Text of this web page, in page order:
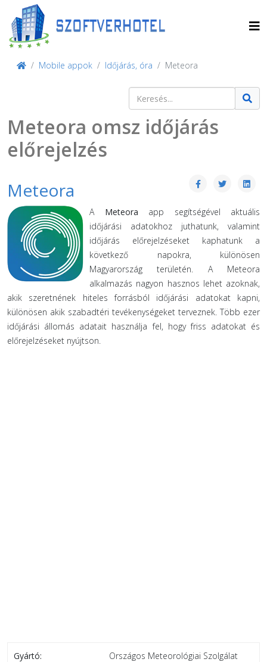
Mobile appok Időjárás, óra Meteora
Keresés
Meteora omsz időjárás
előrejelzés
Meteora
A Meteora app segítségével aktuális
időjárási adatokhoz juthatunk, valamint
időjárás előrejelzéseket kaphatunk a
következő napokra, különösen
Magyarország területén. A Meteora
alkalmazás nagyon hasznos lehet azoknak,
akik szeretnének hiteles forrásból időjárási adatokat kapni,
különösen akik szabadtéri tevékenységeket terveznek. Több ezer
időjárási állomás adatait használja fel, hogy friss adatokat és
előrejelzéseket nyújtson.
Gyártó:
Országos Meteorológiai Szolgálat